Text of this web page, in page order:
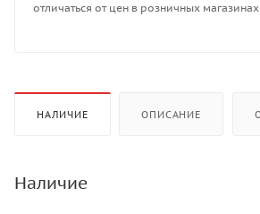
отличаться от цен в розничных магазинах
НАЛИЧИЕ ОПИСАНИЕ
Наличие